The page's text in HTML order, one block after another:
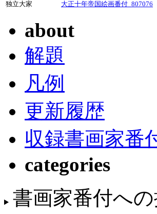
独立大家
大正十年帝国絵画番付_807076
about
解題
凡例
更新履歴
収録書画家番
categories
書画家番付へ